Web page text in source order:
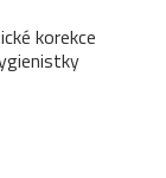
korekce